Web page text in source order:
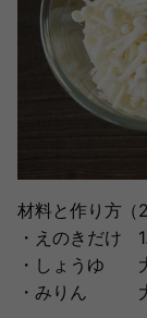
材料と作り方（
・えのきだけ
・しょうゆ
・みりん 大